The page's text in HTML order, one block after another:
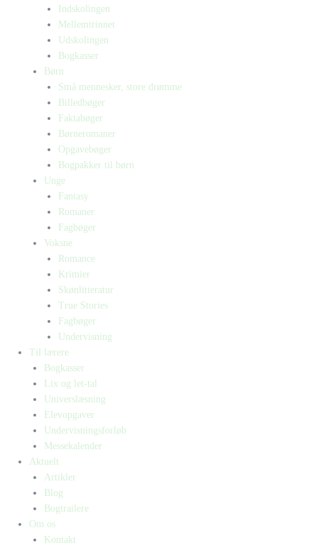
Indskolingen
Mellemtrinnet
Udskolingen
Bogkasser
Børn
Små mennesker, store drømme
Billedbøger
Faktabøger
Børneromaner
Opgavebøger
Bogpakker til børn
Unge
Fantasy
Romaner
Fagbøger
Voksne
Romance
Krimier
Skønlitteratur
True Stories
Fagbøger
Undervisning
Til lærere
Bogkasser
Lix og let-tal
Universlæsning
Elevopgaver
Undervisningsforløb
Messekalender
Aktuelt
Artikler
Blog
Bogtrailere
Om os
Kontakt